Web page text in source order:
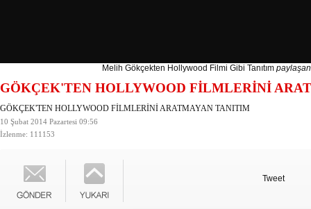
Melih Gökçekten Hollywood Filmi Gibi Tanıtım
GÖKÇEK'TEN HOLLYWOOD FİLMLERİNİ
GÖKÇEK'TEN HOLLYWOOD FİLMLERİNİ ARATMAYAN TANITIM
10 Şubat 2014 Pazartesi 09:56
İzlenme: 111153
Tweet